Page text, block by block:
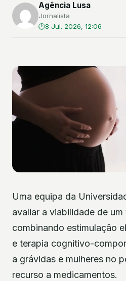
Agência Lusa
Jornalista
8 Jul. 2026, 12:06
Uma equipa da
avaliar a viabilidade de
combinando estimulação
e terapia cognitivo-
a grávidas e mulheres no
recurso a medicamentos.